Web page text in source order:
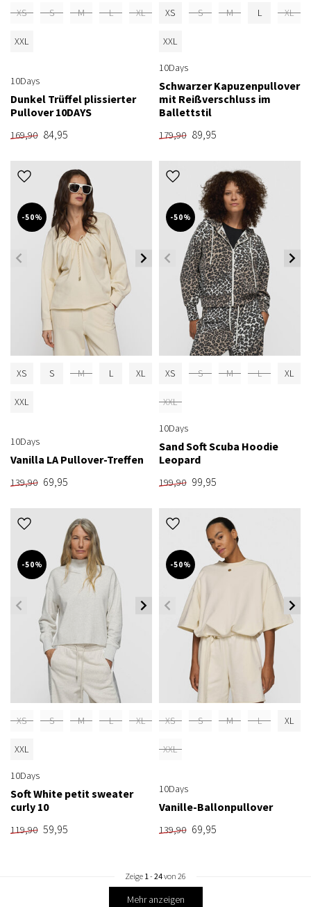
XS S M L XL
XXL
10Days
Dunkel Trüffel plissierter
Pullover 10DAYS
169,90 84,95
XS S M L XL
XXL
10Days
Schwarzer Kapuzenpullover
mit Reißverschluss im
Ballettstil
179,90 89,95
-50%
XS S M L XL
XXL
10Days
Vanilla LA Pullover-Treffen
139,90 69,95
-50%
XS S M L XL
XXL
10Days
Sand Soft Scuba Hoodie
Leopard
199,90 99,95
-50%
XS S M L XL
XXL
10Days
Soft White petit sweater
curly 10
119,90 59,95
-50%
XS S M L XL
XXL
10Days
Vanille-Ballonpullover
139,90 69,95
Zeige 1- 24von 26
Mehr anzeigen